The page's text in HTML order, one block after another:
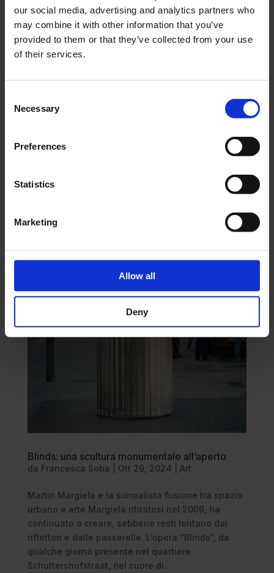
our social media, advertising and analytics partners who
may combine it with other information that you’ve
provided to them or that they’ve collected from your use
of their services.
Selection
Necessary
Preferences
Statistics
Marketing
Allow all
Deny
Bestiario dell’attitudine
daBianca Maria Modini|Mar 27, 2026|Lifestyle
Modelli animali per una revisione dell’attitudine
processati che ogni individuo assimila fin dal
Blinds: una scultura monumentale all’aperto
da Francesca Soba Ott 29, 2024 Art
Martin Margiela e la surrealista fusione tra spazio
urbano e arte Margiela ritiratosi nel 2009, ha
continuato a creare, sebbene resti lontano dai
riflettori e dalle passerelle. L’opera “Blinds”, da
qualche giorno presente nel quartiere
Schuttershofstraat, nel cuore di...